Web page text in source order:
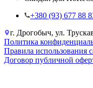
+38‎0 (93) 677 88
г. Дрогобыч, ул.
Политика
Правила использования
Договор публичной